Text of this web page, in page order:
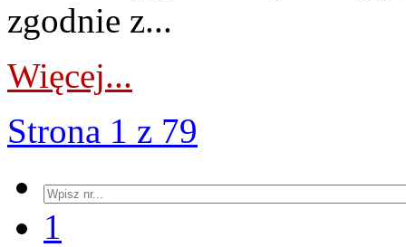
zgodnie z...
Więcej...
Strona 1 z 79
1